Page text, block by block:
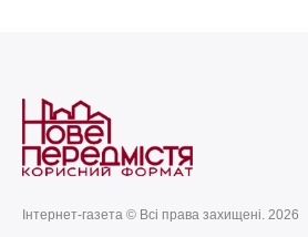
Інтернет-газета © Всі права захищені. 2026